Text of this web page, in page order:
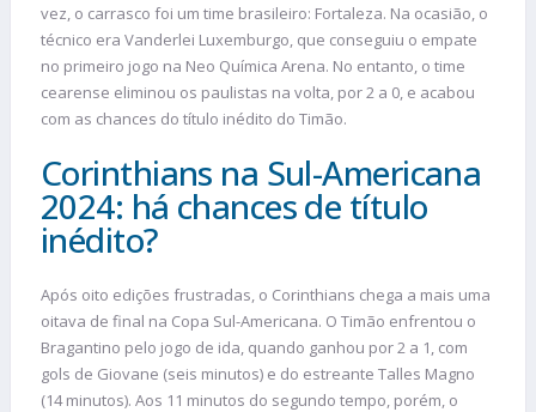
vez, o carrasco foi um time brasileiro: Fortaleza. Na ocasião, o
técnico era Vanderlei Luxemburgo, que conseguiu o empate
no primeiro jogo na Neo Química Arena. No entanto, o time
cearense eliminou os paulistas na volta, por 2 a 0, e acabou
com as chances do título inédito do Timão.
Corinthians na Sul-Americana
2024: há chances de título
inédito?
Após oito edições frustradas, o Corinthians chega a mais uma
oitava de final na Copa Sul-Americana. O Timão enfrentou o
Bragantino pelo jogo de ida, quando ganhou por 2 a 1, com
gols de Giovane (seis minutos) e do estreante Talles Magno
(14 minutos). Aos 11 minutos do segundo tempo, porém, o